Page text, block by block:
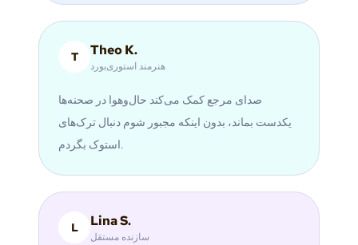
T Theo K.
هنرمند استوری‌بورد
صدای مرجع کمک می‌کند حال‌وهوا در صحنه‌ها
یکدست بماند، بدون اینکه مجبور شوم دنبال ترک‌های
استوک بگردم.
L Lina S.
سازنده مستقل